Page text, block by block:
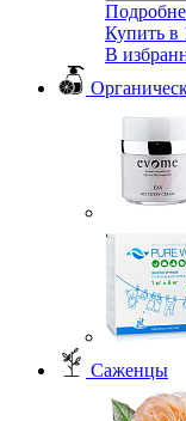
Купить в
В
Саженцы